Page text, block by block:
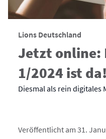
Lions Deutschland
Jetzt online:
1/2024 ist da!
Diesmal als rein digitales
Veröffentlicht am 31.